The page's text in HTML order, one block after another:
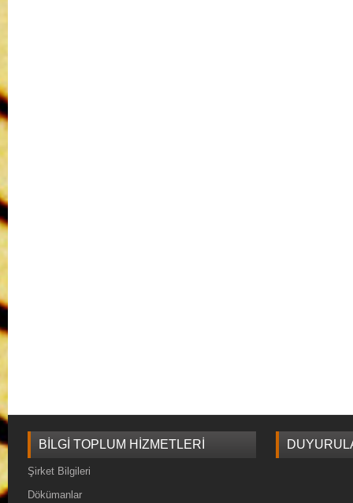
BILGI TOPLUM HIZMETLERI
Şirket Bilgileri
Dökümanlar